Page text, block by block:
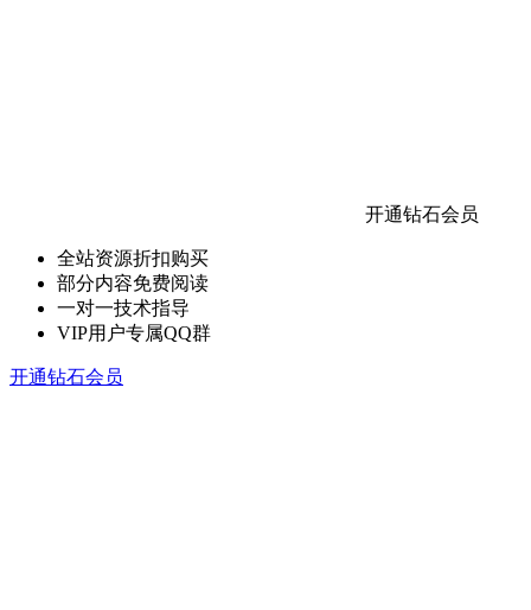
开通钻石会员
全站资源折扣购买
部分内容免费阅读
一对一技术指导
VIP用户专属QQ群
开通钻石会员